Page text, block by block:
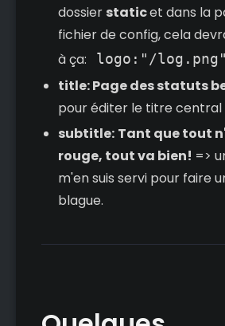
dossier staticet dans la
fichier de config, cela
à ça:
logo:"/log.png"
title: Page des statuts
pour éditer le titre central
subtitle: Tant que tout
rouge, tout va bien! =>
m'en suis servi pour faire
blague.